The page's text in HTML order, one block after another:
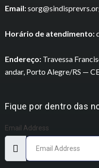
Email:
Horário de atendimento:
Endereço: Travessa
andar, Porto Alegre/RS —
Fique por dentro das
Email Address